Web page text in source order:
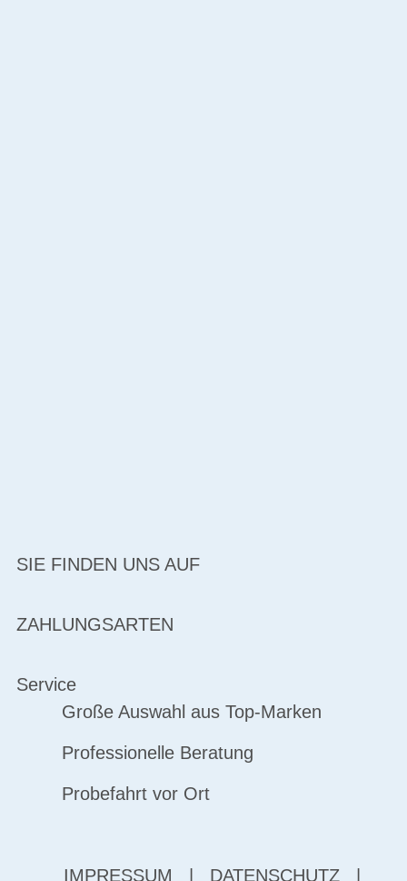
SIE FINDEN UNS AUF
ZAHLUNGSARTEN
Service
Große Auswahl aus Top-Marken
Professionelle Beratung
Probefahrt vor Ort
IMPRESSUM DATENSCHUTZ